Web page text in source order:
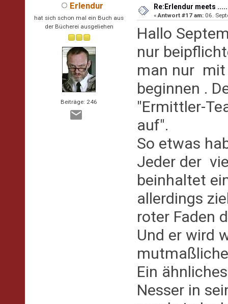
Erlendur
hat sich schon mal ein Buch aus
der Bücherei ausgeliehen
Beiträge: 246
Re:Erlendur meets .....
«Antwort #17 am: 06.
Hallo
nur
man nur mit
beginnen .
"Ermittler-
auf".
So etwas
Jeder der
beinhaltet
allerdings
roter Faden
Und er wird
Ein
Nesser in